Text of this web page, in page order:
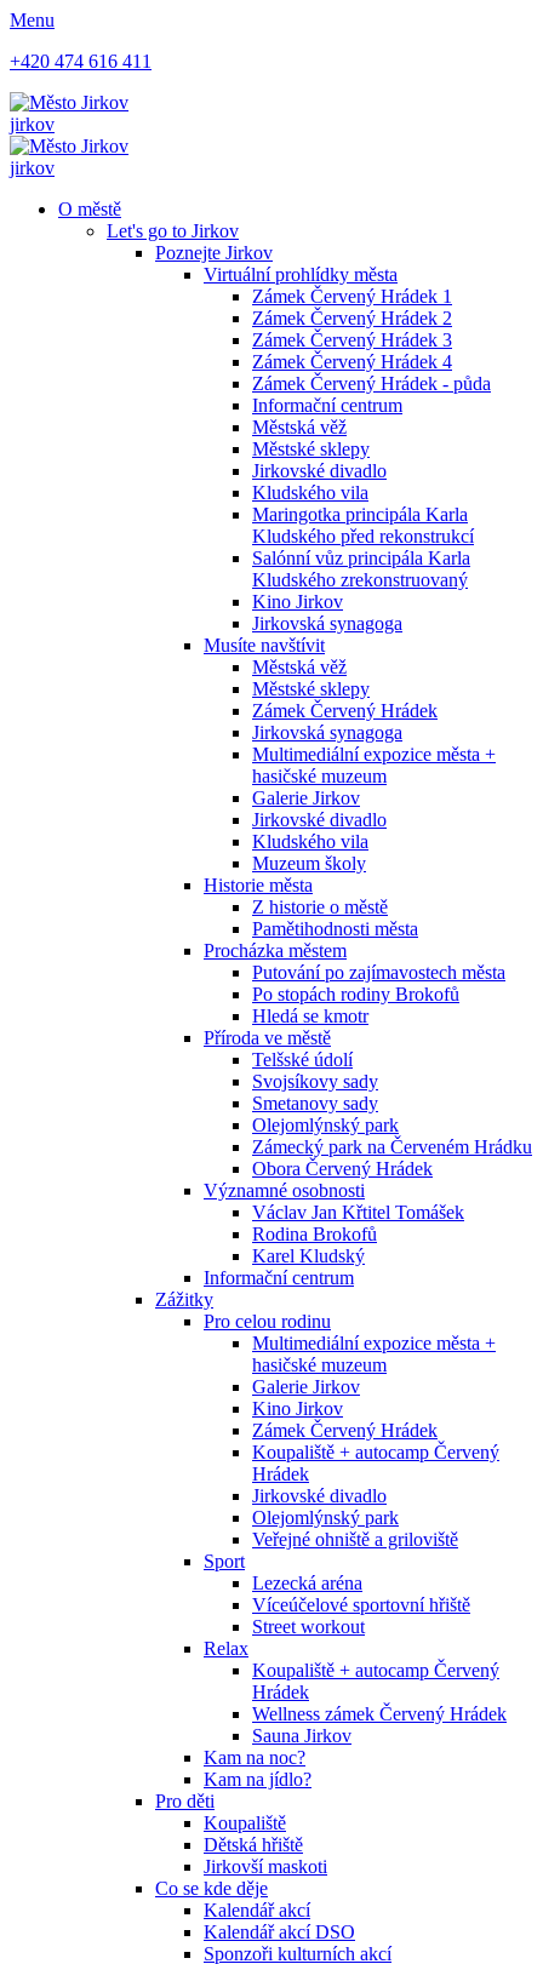
Menu
+420 474 616 411
jirkov
jirkov
O městě
Let's go to Jirkov
Poznejte Jirkov
Virtuální prohlídky města
Zámek Červený Hrádek 1
Zámek Červený Hrádek 2
Zámek Červený Hrádek 3
Zámek Červený Hrádek 4
Zámek Červený Hrádek - půda
Informační centrum
Městská věž
Městské sklepy
Jirkovské divadlo
Kludského vila
Maringotka principála Karla
Kludského před rekonstrukcí
Salónní vůz principála Karla
Kludského zrekonstruovaný
Kino Jirkov
Jirkovská synagoga
Musíte navštívit
Městská věž
Městské sklepy
Zámek Červený Hrádek
Jirkovská synagoga
Multimediální expozice města +
hasičské muzeum
Galerie Jirkov
Jirkovské divadlo
Kludského vila
Muzeum školy
Historie města
Z historie o městě
Pamětihodnosti města
Procházka městem
Putování po zajímavostech města
Po stopách rodiny Brokofů
Hledá se kmotr
Příroda ve městě
Telšské údolí
Svojsíkovy sady
Smetanovy sady
Olejomlýnský park
Zámecký park na Červeném Hrádku
Obora Červený Hrádek
Významné osobnosti
Václav Jan Křtitel Tomášek
Rodina Brokofů
Karel Kludský
Informační centrum
Zážitky
Pro celou rodinu
Multimediální expozice města +
hasičské muzeum
Galerie Jirkov
Kino Jirkov
Zámek Červený Hrádek
Koupaliště + autocamp Červený
Hrádek
Jirkovské divadlo
Olejomlýnský park
Veřejné ohniště a griloviště
Sport
Lezecká aréna
Víceúčelové sportovní hřiště
Street workout
Relax
Koupaliště + autocamp Červený
Hrádek
Wellness zámek Červený Hrádek
Sauna Jirkov
Kam na noc?
Kam na jídlo?
Pro děti
Koupaliště
Dětská hřiště
Jirkovší maskoti
Co se kde děje
Kalendář akcí
Kalendář akcí DSO
Sponzoři kulturních akcí